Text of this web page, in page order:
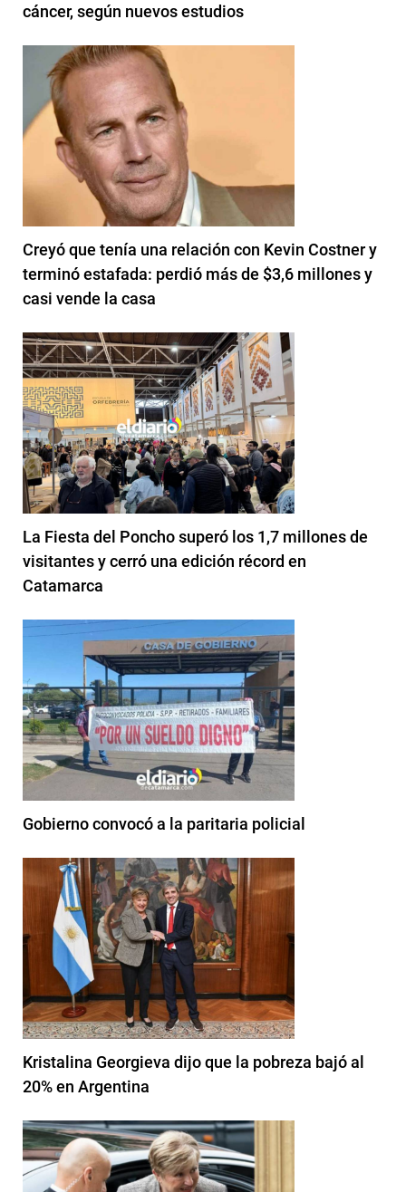
cáncer, según nuevos estudios
Creyó que tenía una relación con Kevin Costner y
terminó estafada: perdió más de $3,6 millones y
casi vende la casa
La Fiesta del Poncho superó los 1,7 millones de
visitantes y cerró una edición récord en
Catamarca
Gobierno convocó a la paritaria policial
Kristalina Georgieva dijo que la pobreza bajó al
20% en Argentina